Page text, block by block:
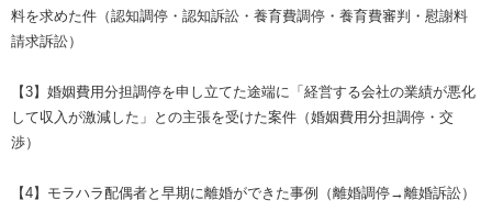
料を求めた件（認知調停・認知訴訟・養育費調停・養育費審判・慰謝料
請求訴訟）
【3】婚姻費用分担調停を申し立てた途端に「経営する会社の業績が悪化
して収入が激減した」との主張を受けた案件（婚姻費用分担調停・交
渉）
【4】モラハラ配偶者と早期に離婚ができた事例（離婚調停→離婚訴訟）